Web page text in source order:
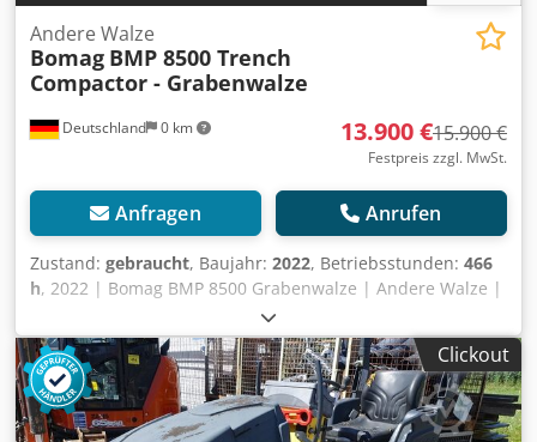
Deutschland 0 km
Andere Walze
Bomag BMP 8500 Trench
Compactor - Grabenwalze
13.900 €15.900 €
Festpreis zzgl. MwSt.
Anfragen Anrufen
Zustand: gebraucht, Baujahr: 2022, Betriebsstunden: 466
h, 2022 | Bomag BMP 8500 Grabenwalze | Andere Walze |
466 hours 📍Location: Deutschland 🚛 Delivery available to
your destination – Use our shipping calculator to estimate
transport costs! 💰 Buy Now for EUR 13900 or Make an
Offer. Payment at delivery available for an affordable fee
(subject to approval)* 👷‍♂️ Inspected by an independent
Clickout